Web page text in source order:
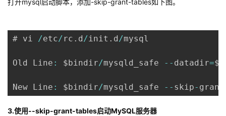
发
者
学
堂
Programs
的
支
持
我
打开mysql启动脚本，添加-skip-grant-tables如下图。
# vi /etc/rc . d/init . d/mysql
Old Line : $bindir/mysqld_safe -- datadir=
New Line : $bindir/mysqld_safe -- skip- grant
3.使用--skip-grant-tables启动MySQL服务器